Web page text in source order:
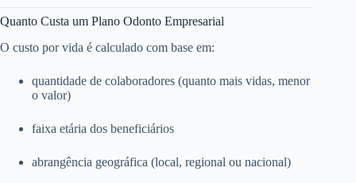
Quanto Custa um Plano Odonto Empresarial
O custo por vida é calculado com base em:
quantidade de colaboradores (quanto mais vidas, menor
o valor)
faixa etária dos beneficiários
abrangência geográfica (local, regional ou nacional)